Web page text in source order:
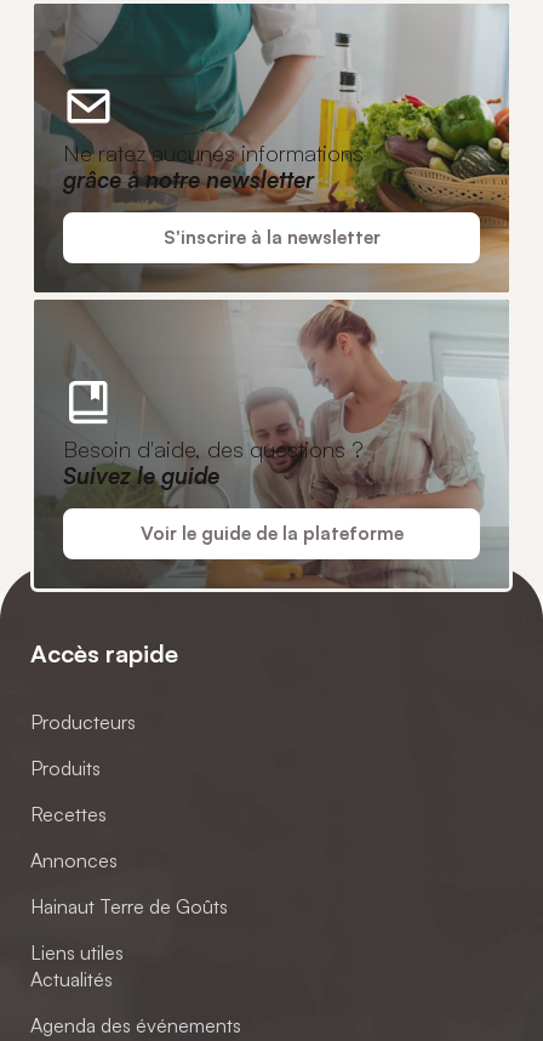
Ne ratez aucunes informations
grâce à notre newsletter
S'inscrire à la newsletter
Besoin d'aide, des questions ?
Suivez le guide
Voir le guide de la plateforme
Accès rapide
Producteurs
Produits
Recettes
Annonces
Hainaut Terre de Goûts
Liens utiles
Actualités
Agenda des événements